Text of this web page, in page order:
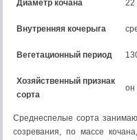
Диаметр кочана 22
Внутренняя кочерыга
Вегетационный период
Хозяйственный признак
сорта
он
Среднеспелые сорта
созревания, по массе